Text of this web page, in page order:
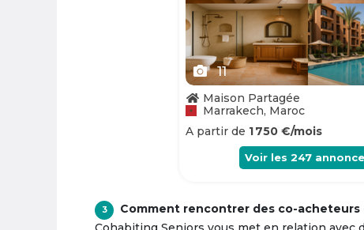
11
Maison Partagée
Marrakech, Maroc
A partir de 1 750 €/mois
Voir les 247
3
Comment rencontrer des co-acheteurs